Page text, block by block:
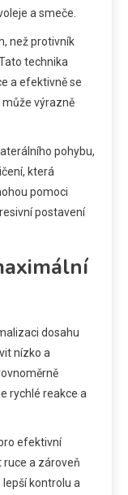
a smeče.
než protivník
technika
a efektivně se
výrazně
pohybu,
která
pomoci
postavení
dosahu
nízko a
rychlé reakce a
efektivní
ruce a zároveň
kontrolu a